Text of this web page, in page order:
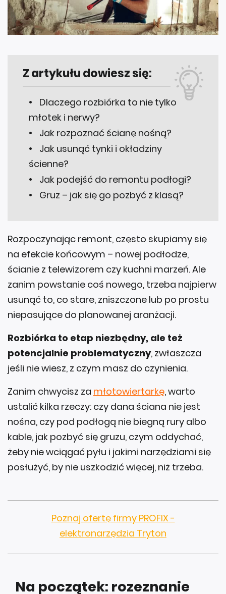
Z artykułu dowiesz się:
Dlaczego rozbiórka to nie tylko
młotek i nerwy?
Jak rozpoznać ścianę nośną?
Jak usunąć tynki i okładziny
ścienne?
Jak podejść do remontu podłogi?
Gruz – jak się go pozbyć z klasą?
Rozpoczynając remont, często skupiamy się
na efekcie końcowym – nowej podłodze,
ścianie z telewizorem czy kuchni marzeń. Ale
zanim powstanie coś nowego, trzeba najpierw
usunąć to, co stare, zniszczone lub po prostu
niepasujące do planowanej aranżacji.
Rozbiórka to etap niezbędny, ale też
potencjalnie problematyczny, zwłaszcza
jeśli nie wiesz, z czym masz do czynienia.
Zanim chwycisz za młotowiertarkę, warto
ustalić kilka rzeczy: czy dana ściana nie jest
nośna, czy pod podłogą nie biegną rury albo
kable, jak pozbyć się gruzu, czym oddychać,
żeby nie wciągać pyłu i jakimi narzędziami się
posłużyć, by nie uszkodzić więcej, niż trzeba.
Poznaj ofertę firmy PROFIX -
elektronarzędzia Tryton
Na początek: rozeznanie